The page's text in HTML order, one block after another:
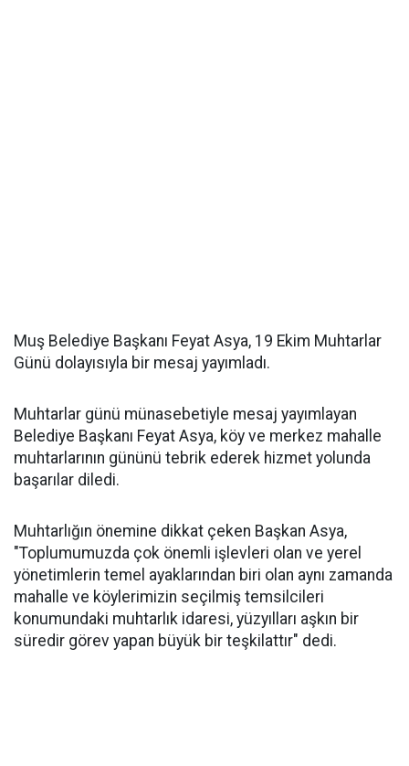
Muş Belediye Başkanı Feyat Asya, 19 Ekim Muhtarlar
Günü dolayısıyla bir mesaj yayımladı.
Muhtarlar günü münasebetiyle mesaj yayımlayan
Belediye Başkanı Feyat Asya, köy ve merkez mahalle
muhtarlarının gününü tebrik ederek hizmet yolunda
başarılar diledi.
Muhtarlığın önemine dikkat çeken Başkan Asya,
"Toplumumuzda çok önemli işlevleri olan ve yerel
yönetimlerin temel ayaklarından biri olan aynı zamanda
mahalle ve köylerimizin seçilmiş temsilcileri
konumundaki muhtarlık idaresi, yüzyılları aşkın bir
süredir görev yapan büyük bir teşkilattır" dedi.